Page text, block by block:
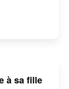
à sa fille